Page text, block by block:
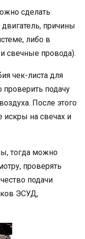
сделать
причины
либо в
свечные провода).
чек-листа для
подачу
После этого
искры на свечах и
тогда можно
проверять
подачи
ЭСУД,